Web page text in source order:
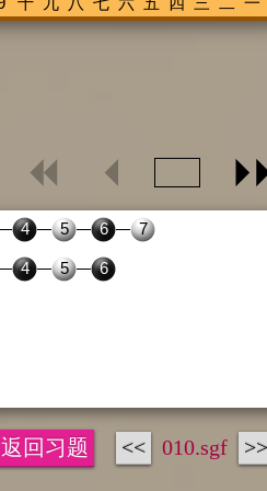
返回习题 << 010.sgf >>